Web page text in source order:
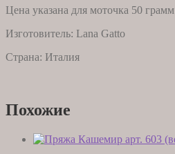
Цена указана для моточка 50 грамм
Изготовитель: Lana Gatto
Страна: Италия
Похожие